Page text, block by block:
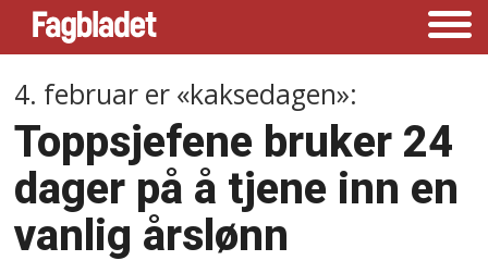
4. februar er «kaksedagen»:
Toppsjefene bruker 24
dager på å tjene inn en
vanlig årslønn